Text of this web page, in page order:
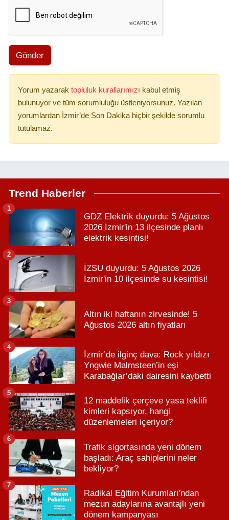
Gönder
Yorum yazarak topluluk kurallarımızı kabul etmiş
bulunuyor ve tüm sorumluluğu üstleniyorsunuz. Yazılan
yorumlardan İzmir’de Son Dakika hiçbir şekilde sorumlu
tutulamaz.
Trend Haberler
GDZ Elektrik duyurdu: 5 Ağustos
2026 İzmir'in 13 ilçesinde planlı
elektrik kesintisi!
1
İZSU duyurdu: 5 Ağustos 2026
İzmir'in 10 ilçesinde su kesintisi!
2
Altın iki haftanın zirvesinde! 5
Ağustos 2026 altın fiyatları
3
İzmir’de ilginç dava: Rock yıldızı
Yngwie Malmsteen’in eşi
Karabağlar’daki dairesini kaybetti
4
12 maddelik çerçeve yasa teklifi
kimleri kapsıyor, hangi
düzenlemeleri içeriyor?
5
Trafik sigortasında yeni dönem
başladı: Araç sahiplerini neler
bekliyor?
6
Radikal Eğitim Kurumları'ndan
mezun adaylarına avantajlı yeni
dönem kampanyası
7